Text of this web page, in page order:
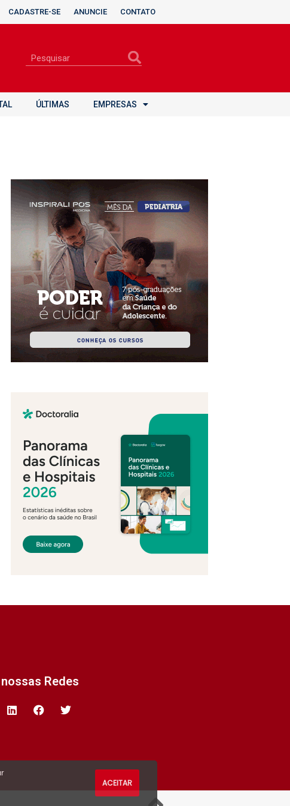
CADASTRE-SE ANUNCIE CONTATO
ÚLTIMAS EMPRESAS
Redes
ACEITAR